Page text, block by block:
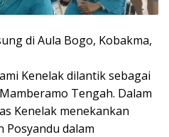
di Aula Bogo, Kobakma,
Kenelak dilantik sebagai
Tengah. Dalam
Kenelak menekankan
Posyandu dalam